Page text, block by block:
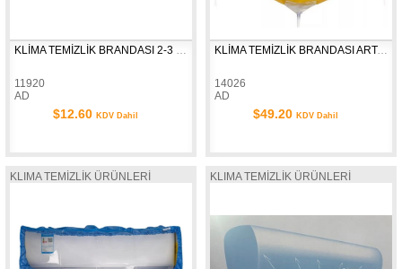
11920
AD
$12.60 KDV Dahil
KLİMA TEMİZLİK BRANDASI ART-22536 KASET TİPİ
14026
AD
$49.20 KDV Dahil
KLIMA TEMİZLİK ÜRÜNLERİ KLIMA TEMİZLİK ÜRÜNLERİ